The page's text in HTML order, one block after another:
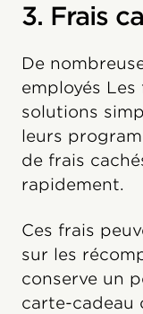
3. Frais
De
employés
solutions
leurs
de frais
rapidement.
Ces frais
sur les
conserve un
carte-cadeau